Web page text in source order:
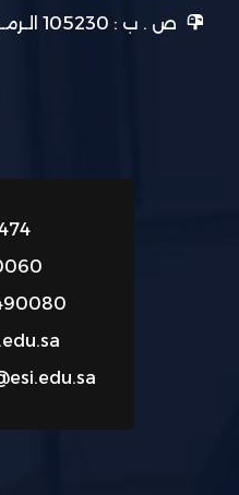
ص . ب : 105230 الـرمـز الـبـريـدي : 11646